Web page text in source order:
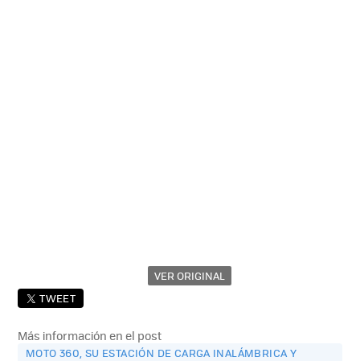
VER ORIGINAL
TWEET
Más información en el post
MOTO 360, SU ESTACIÓN DE CARGA INALÁMBRICA Y